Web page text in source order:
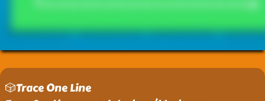
🎲Trace One Line